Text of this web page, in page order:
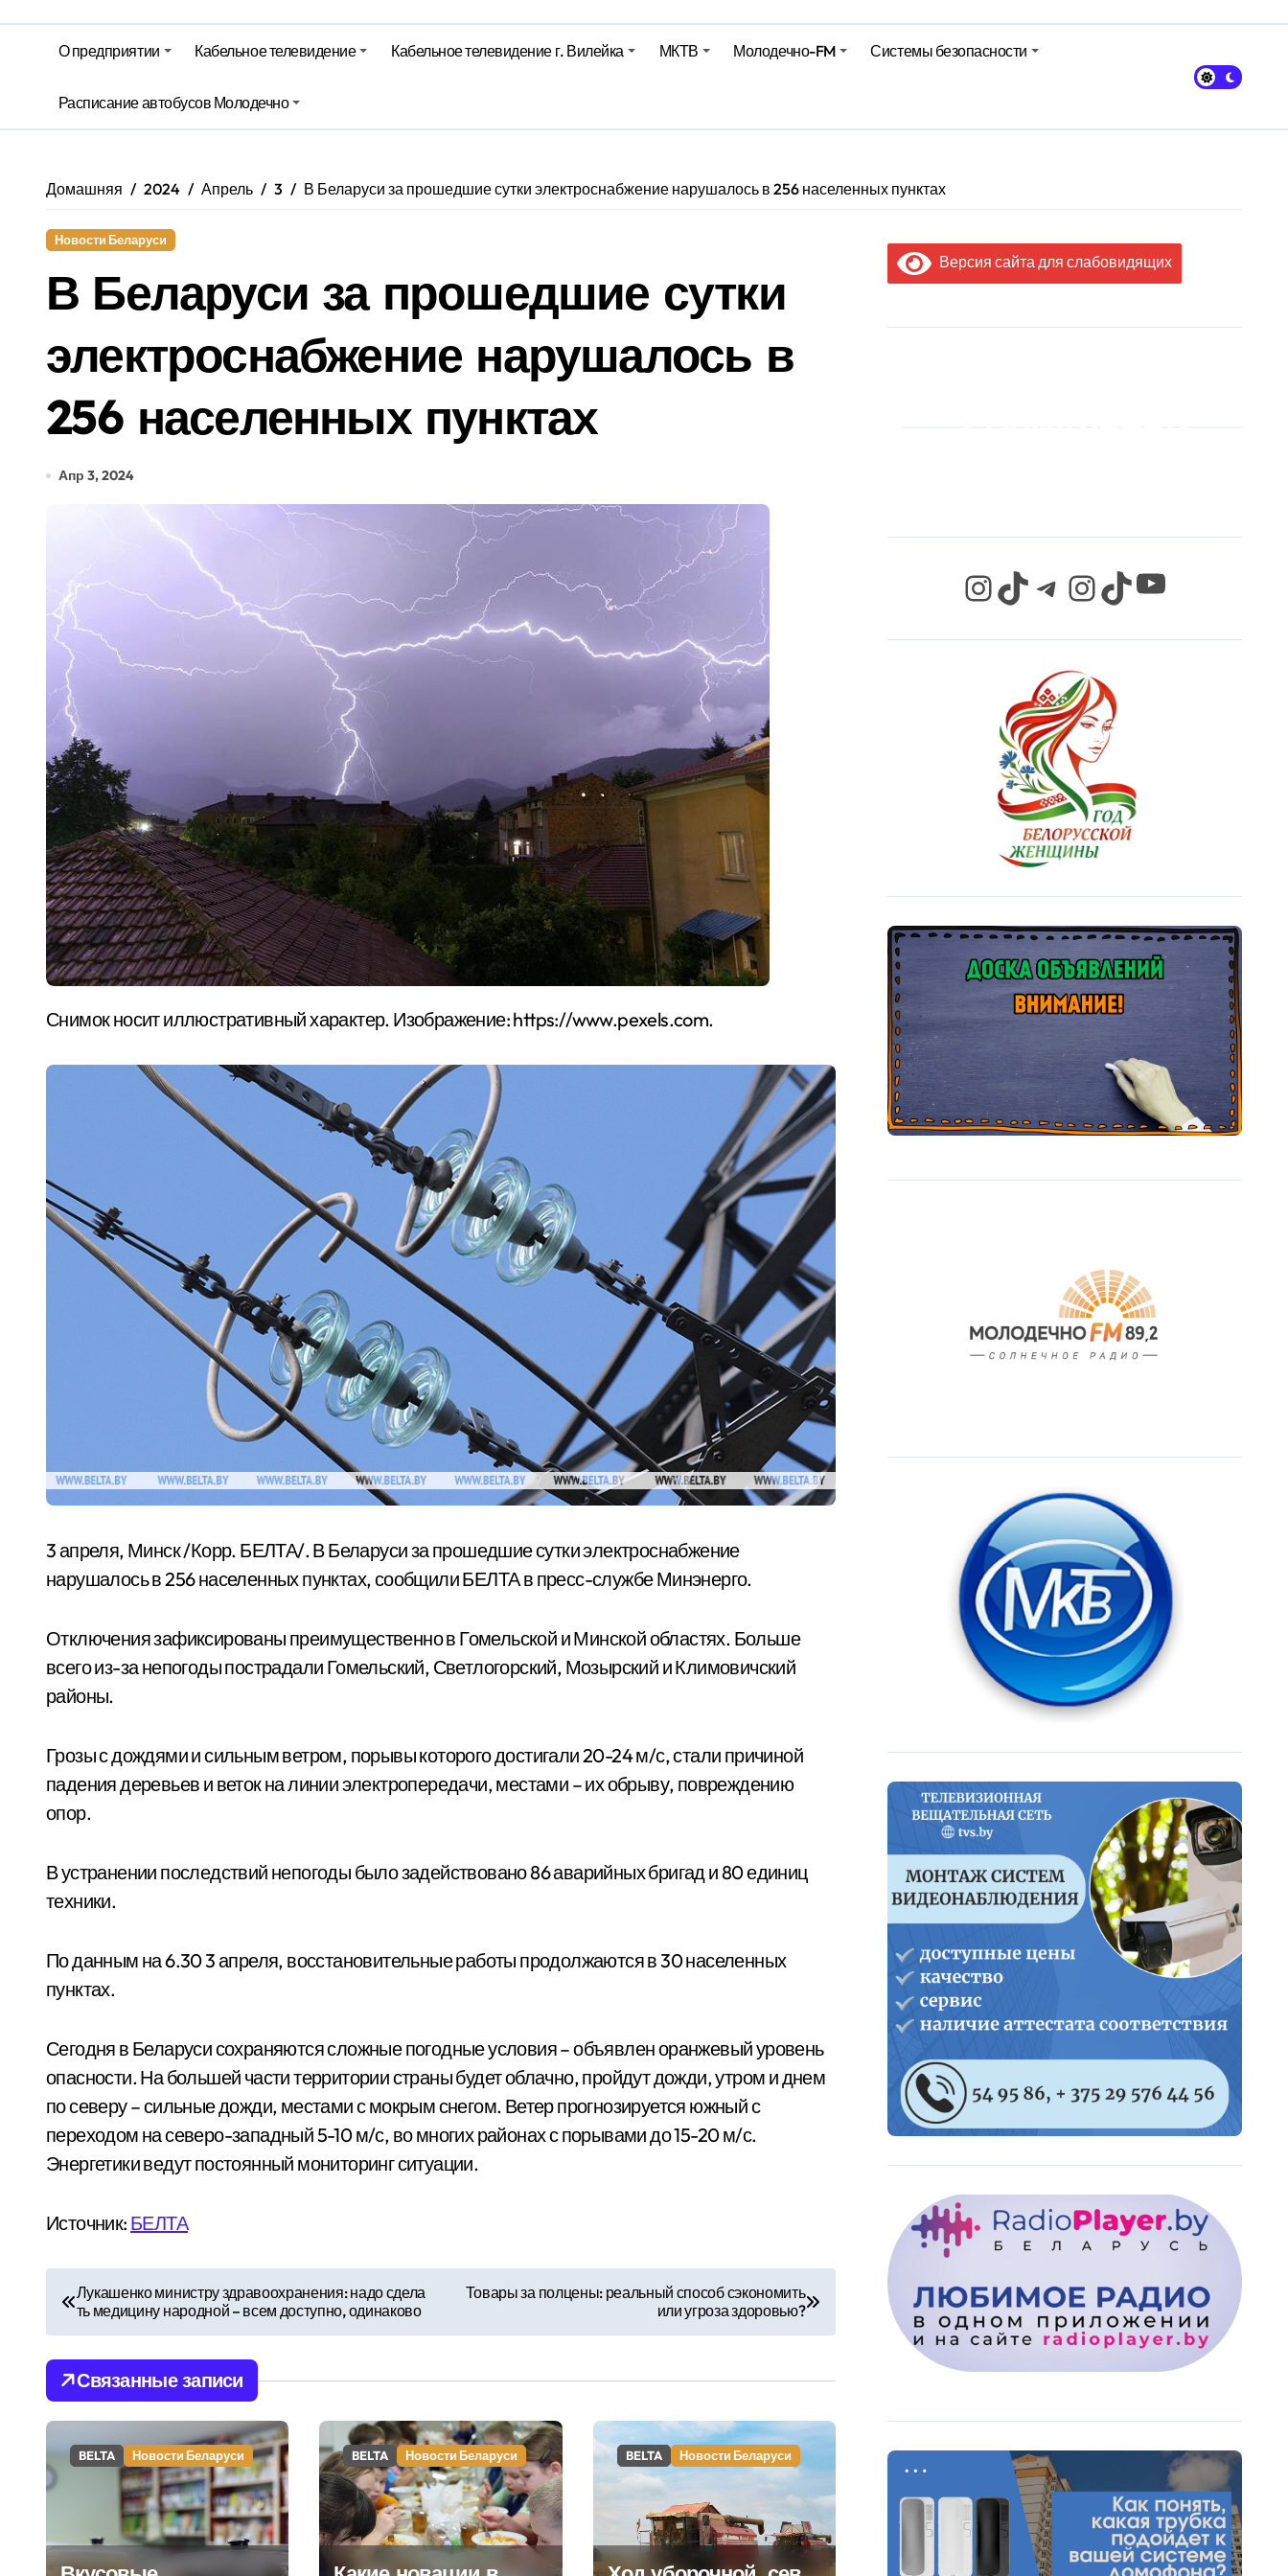
Гороскоп на 6 августа
Молодечно. Новости время местное – 07 08 20
О предприятии Кабельное телевидение Кабельное телевидение г. Вилейка МКТВ Молодечно-FM Системы безопасности
Расписание автобусов Молодечно
Домашняя 2024 Апрель 3 В Беларуси за прошедшие сутки электроснабжение нарушалось в 256 населенных пунктах
Новости Беларуси
В Беларуси за прошедшие сутки
электроснабжение нарушалось в
256 населенных пунктах
Апр 3, 2024
Снимок носит иллюстративный характер. Изображение: https://www.pexels.com.
3 апреля, Минск /Корр. БЕЛТА/. В Беларуси за прошедшие сутки электроснабжение
нарушалось в 256 населенных пунктах, сообщили БЕЛТА в пресс-службе Минэнерго.
Отключения зафиксированы преимущественно в Гомельской и Минской областях. Больше
всего из-за непогоды пострадали Гомельский, Светлогорский, Мозырский и Климовичский
районы.
Грозы с дождями и сильным ветром, порывы которого достигали 20-24 м/с, стали причиной
падения деревьев и веток на линии электропередачи, местами – их обрыву, повреждению
опор.
В устранении последствий непогоды было задействовано 86 аварийных бригад и 80 единиц
техники.
По данным на 6.30 3 апреля, восстановительные работы продолжаются в 30 населенных
пунктах.
Сегодня в Беларуси сохраняются сложные погодные условия – объявлен оранжевый уровень
опасности. На большей части территории страны будет облачно, пройдут дожди, утром и днем
по северу – сильные дожди, местами с мокрым снегом. Ветер прогнозируется южный с
переходом на северо-западный 5-10 м/с, во многих районах с порывами до 15-20 м/с.
Энергетики ведут постоянный мониторинг ситуации.
Источник: БЕЛТА
а
в
и
г
а
и
Лукашенко министру здравоохранения: надо сдела
ть медицину народной – всем доступно, одинаково
Товары за полцены: реальный способ сэкономить
или угроза здоровью?
Связанные записи
BELTA Новости Беларуси BELTA Новости Беларуси BELTA Новости Беларуси
Версия сайта для слабовидящих
InstagramTikTok Telegram InstagramTikTok YouTube